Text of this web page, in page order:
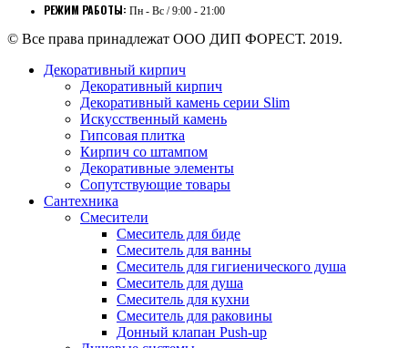
РЕЖИМ РАБОТЫ: Пн - Вс / 9:00 - 21:00
© Все права принадлежат ООО ДИП ФОРЕСТ. 2019.
Декоративный кирпич
Декоративный кирпич
Декоративный камень серии Slim
Искусственный камень
Гипсовая плитка
Кирпич со штампом
Декоративные элементы
Сопутствующие товары
Сантехника
Смесители
Смеситель для биде
Смеситель для ванны
Смеситель для гигиенического душа
Смеситель для душа
Смеситель для кухни
Смеситель для раковины
Донный клапан Push-up